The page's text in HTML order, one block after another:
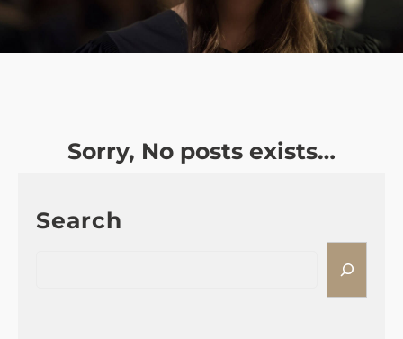
Sorry, No posts exists…
Search